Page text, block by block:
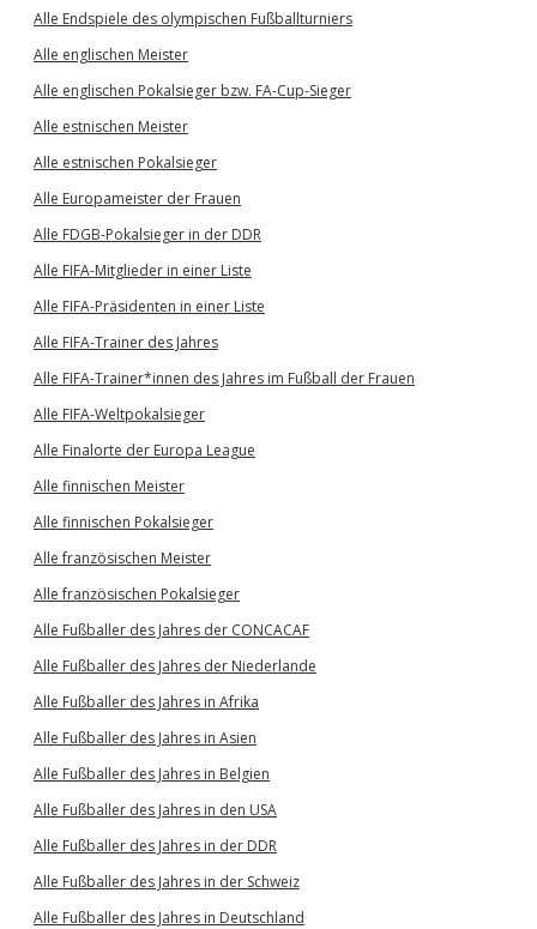
Alle Endspiele des olympischen Fußballturniers
Alle englischen Meister
Alle englischen Pokalsieger bzw. FA-Cup-Sieger
Alle estnischen Meister
Alle estnischen Pokalsieger
Alle Europameister der Frauen
Alle FDGB-Pokalsieger in der DDR
Alle FIFA-Mitglieder in einer Liste
Alle FIFA-Präsidenten in einer Liste
Alle FIFA-Trainer des Jahres
Alle FIFA-Trainer*innen des Jahres im Fußball der Frauen
Alle FIFA-Weltpokalsieger
Alle Finalorte der Europa League
Alle finnischen Meister
Alle finnischen Pokalsieger
Alle französischen Meister
Alle französischen Pokalsieger
Alle Fußballer des Jahres der CONCACAF
Alle Fußballer des Jahres der Niederlande
Alle Fußballer des Jahres in Afrika
Alle Fußballer des Jahres in Asien
Alle Fußballer des Jahres in Belgien
Alle Fußballer des Jahres in den USA
Alle Fußballer des Jahres in der DDR
Alle Fußballer des Jahres in der Schweiz
Alle Fußballer des Jahres in Deutschland